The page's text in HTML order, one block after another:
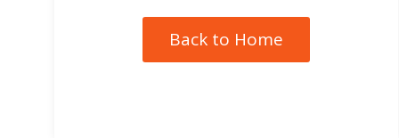
Back to Home